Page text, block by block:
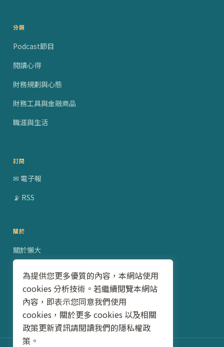
分類
Podcast節目
閱讀心得
財務規劃與心態
財務工具與金融商品
職涯與生活
訂閱
✉ 電子報
📡 RSS
關於
關於懶大
隱私權政策
聯絡我
為提供您更多優質的內容，本網站使用
cookies 分析技術。若繼續閱覽本網站
內容，即表示您同意我們使用
cookies，關於更多 cookies 以及相關
政策更新資訊請閱讀我們的隱私權政
策。